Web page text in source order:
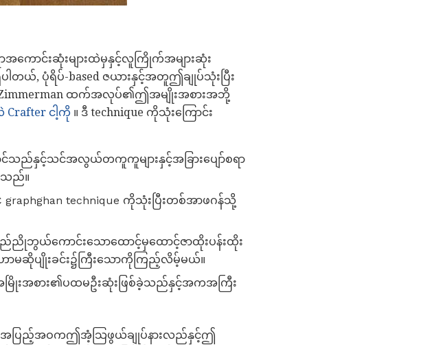
အကောင်းဆုံးများထဲမှနှင့်လူကြိုက်အများဆုံး
ါတယ်, ပုံရိပ်-based ဇယားနှင့်အတူဤချုပ်သုံးပြီး
Zimmerman ထက်အလုပ်၏ဤအမျိုးအစားအဘို့
ငါ့ကို ။ ဒီ technique ကိုသုံးကြောင်း
င်သည်နှင့်သင်အလွယ်တကူကူများနှင့်အခြားပျော်စရာ
သည်။
technique ကိုသုံးပြီးတစ်အာဖဂန်သို့
ည်ညိုဘွယ်ကောင်းသောထောင့်မှထောင့်ဇာထိုးပန်းထိုး
ဟာမဆိုပျိုးခင်း၌ကြီးသောကိုကြည့်လိမ့်မယ်။
အမြိုးအစား၏ပထမဦးဆုံးဖြစ်ခဲ့သည်နှင့်အကအကြီး
ပြင်အပြည့်အဝကဤအံ့သြဖွယ်ချုပ်နားလည်နှင့်ဤ